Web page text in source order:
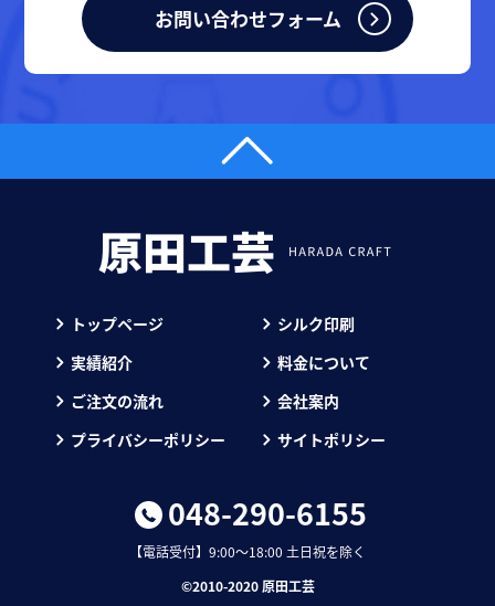
お問い合わせフォーム
トップページ
シルク印刷
実績紹介
料金について
ご注文の流れ
会社案内
プライバシーポリシー
サイトポリシー
048-290-6155
【電話受付】9:00～18:00 土日祝を除く
©︎2010-2020 原田工芸